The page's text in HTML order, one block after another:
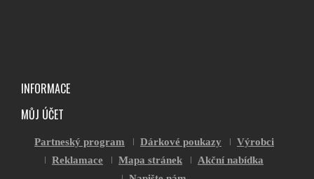
INFORMACE
MŮJ ÚČET
Partneský program Dárkové poukazy
Výrobci
Reklamace
Mapa stránek
Akční nabídka